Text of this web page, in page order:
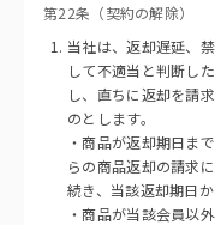
第22条（契約の解除）
当社は、返却遅延、
して不適当と判断し
し、直ちに返却を請
のとします。
・商品が返却期日ま
らの商品返却の請求
続き、当該返却期日
・商品が当該会員以